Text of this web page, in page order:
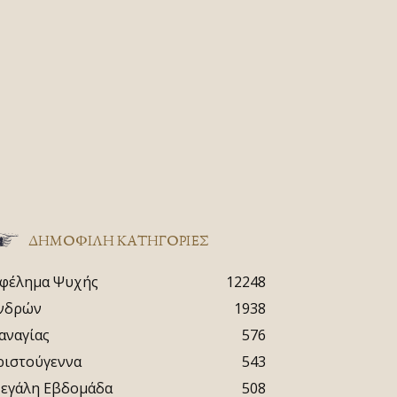
ΔΗΜΟΦΙΛΗ ΚΑΤΗΓΟΡΙΕΣ
Ψυχής
12248
1938
576
543
Εβδομάδα
508